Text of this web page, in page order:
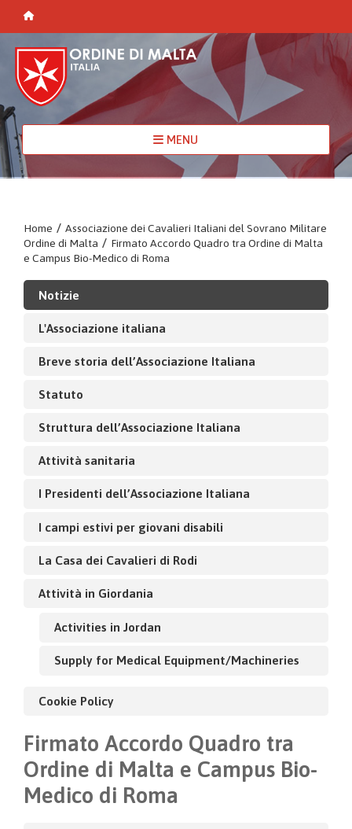
MENU
Home / Associazione dei Cavalieri Italiani del Sovrano Militare
Ordine di Malta / Firmato Accordo Quadro tra Ordine di Malta
e Campus Bio-Medico di Roma
Notizie
L'Associazione italiana
Breve storia dell’Associazione Italiana
Statuto
Struttura dell’Associazione Italiana
Attività sanitaria
I Presidenti dell’Associazione Italiana
I campi estivi per giovani disabili
La Casa dei Cavalieri di Rodi
Attività in Giordania
Activities in Jordan
Supply for Medical Equipment/Machineries
Cookie Policy
Firmato Accordo Quadro tra
Ordine di Malta e Campus Bio-
Medico di Roma